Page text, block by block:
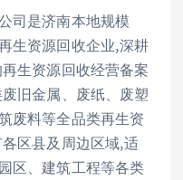
司是济南本地规模
生资源回收企业,深耕
生资源回收经营备案
旧金属、废纸、废塑
废料等全品类再生资
区县及周边区域,适
区、建筑工程等各类